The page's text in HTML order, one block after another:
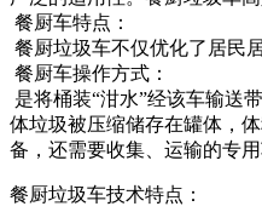
餐厨车特点：
餐厨垃圾车不仅优化了居民
餐厨车操作方式：
是将桶装“泔水”经该车输送
体垃圾被压缩储存在罐体，
备，还需要收集、运输的专
餐厨垃圾车技术特点：